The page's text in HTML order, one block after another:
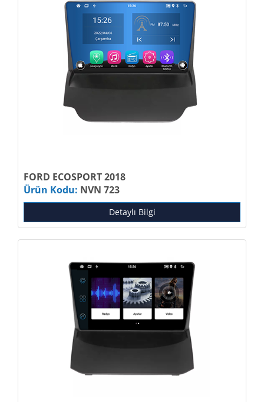
FORD ECOSPORT 2018
Ürün Kodu: NVN 723
Detaylı Bilgi